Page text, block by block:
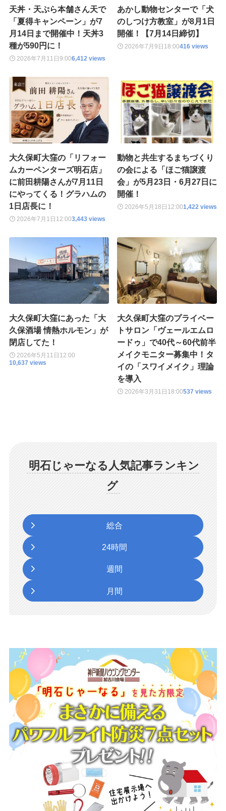
天丼・天ぷら本舗さん天で
「夏得キャンペーン」が7
月14日まで開催中！天丼3
種が590円に！
2026年7月11日 9:006,412 views
あかし動物センターで「犬
のしつけ方教室」が8月1日
開催！【7月14日締切】
2026年7月9日 18:00416 views
大久保町大窪の「リフォー
ムカーペンターズ明石店」
に前田耕陽さんが7月11日
にやってくる！グラハムの
1日店長に！
2026年7月1日 12:003,443 views
動物と共生するまちづくり
の会による「ほご猫譲渡
会」が5月23日・6月27日に
開催！
2026年5月18日 12:001,422 views
大久保町大窪にあった「大
久保酒場 情熱ホルモン」が
閉店してた！
2026年5月11日 12:00
10,637 views
大久保町大窪のプライベー
トサロン「ヴェールエムロ
ードゥ」で40代～60代前半
メイクモニター募集中！タ
イの「スワイメイク」理論
を導入
2026年3月31日 18:00537 views
明石じゃーなる人気記事ランキン
グ
総合
24時間
週間
月間